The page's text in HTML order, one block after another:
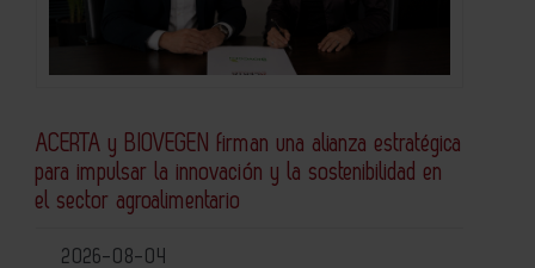
ACERTA y BIOVEGEN firman una alianza estratégica
para impulsar la innovación y la sostenibilidad en
el sector agroalimentario
2026-08-04